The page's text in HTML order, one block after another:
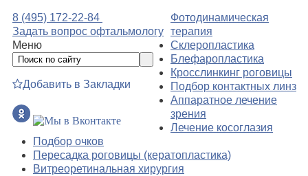
8 (495) 172-22-84
Задать вопрос офтальмологу
Меню
Добавить в Закладки
Фотодинамическая
терапия
Склеропластика
Блефаропластика
Кросслинкинг роговицы
Подбор контактных линз
Аппаратное лечение
зрения
Лечение косоглазия
Подбор очков
Пересадка роговицы (кератопластика)
Витреоретинальная хирургия